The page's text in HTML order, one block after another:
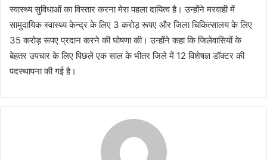
स्वास्थ्य सुविधाओं का विस्तार करना मेरा पहला दायित्व है। उन्होंने मरवाही में
सामुदायिक स्वास्थ्य केन्द्र के लिए 3 करोड़ रूपए और जिला चिकित्सालय के लिए
35 करोड़ रूपए प्रदान करने की घोषणा की। उन्होंने कहा कि जिलेवासियों के
बेहतर उपचार के लिए पिछले एक साल के भीतर जिले में 12 विशेषज्ञ डॉक्टर की
पदस्थापना की गई है।